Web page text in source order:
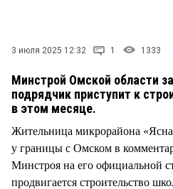
3 июля 2025 12:32 1 1333
Минстрой Омской области
подрядчик приступит к
в этом месяце.
Жительница микрорайона
у границы с Омском в
Минстроя на его официальной
продвигается строительство